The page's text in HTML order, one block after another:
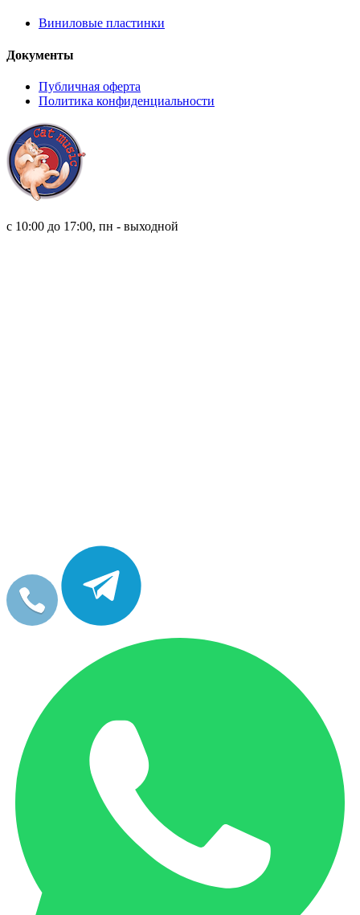
Виниловые пластинки
Документы
Публичная оферта
Политика конфиденциальности
с 10:00 до 17:00, пн - выходной